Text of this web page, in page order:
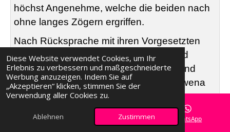
Diese Website verwendet Cookies, um Ihr
Erlebnis zu verbessern und maßgeschneiderte
Werbung anzuzeigen. Indem Sie auf
„Akzeptieren“ klicken, stimmen Sie der
Verwendung aller Cookies zu.
Ablehnen Zustimmen
höchst Angenehme, welche die beiden nach
ohne langes Zögern ergriffen.
Nach Rücksprache mit ihren Vorgesetzten
waren über entsprechende Kanäle bald
fingierte Heiratsurkunden organisiert, und
prompt waren Peperl zur Josephine Liwena
und Mali zur Malvine Gromow promoviert.
Als Ehefrauen der beiden Geschäftsleute,
E-Mail Facebook WhatsApp